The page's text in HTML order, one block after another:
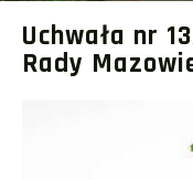
Uchwała nr
Rady